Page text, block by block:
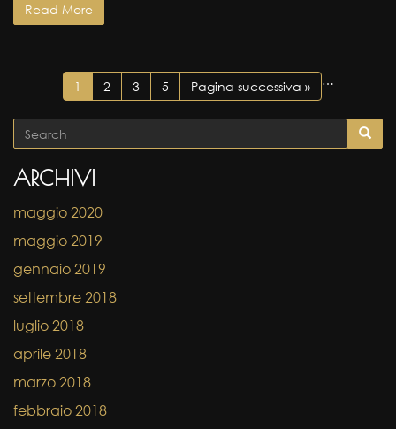
Read More
1 2 3 …
5 Pagina successiva »
ARCHIVI
maggio 2020
maggio 2019
gennaio 2019
settembre 2018
luglio 2018
aprile 2018
marzo 2018
febbraio 2018